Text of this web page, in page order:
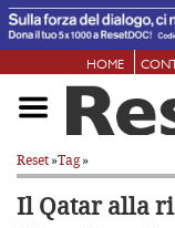
HOME
Reset»Tag»
Il Qatar alla